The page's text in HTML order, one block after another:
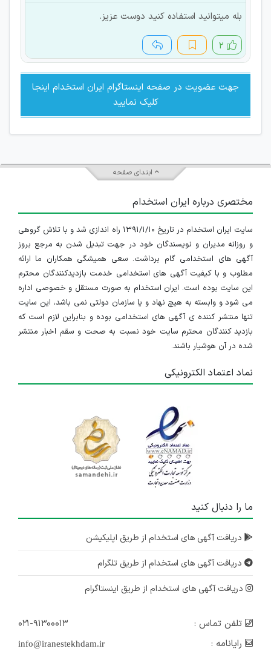
بله میتوانید استفاده کنید دوست عزیز.
۲
جهت عضویت در صفحه اینستاگرام ایران استخدام اینجا
کلیک نمایید
ابتدای صفحه
مختصری درباره ایران استخدام
سایت ایران استخدام در تاریخ ۱۳۹۱/۱/۱۰ راه اندازی شد و با تلاش گروهی
و روزانه مدیران و نویسندگان خود در جهت تبدیل شدن به مرجع بروز
آگهی های استخدامی گام برداشت. سعی همیشگی همکاران ما ارائه
مطلوب و با کیفیت آگهی های استخدامی خدمت بازدیدکنندگان محترم
این سایت بوده است. ایران استخدام به صورت مستقل و خصوصی اداره
می شود و وابسته به هیچ نهاد و یا سازمان دولتی نمی باشد، این سایت
تنها منتشر کننده ی آگهی های استخدامی بوده و بنابراین لازم است که
بازدید کنندگان محترم سایت خود نسبت به صحت و سقم اخبار منتشر
شده در آن هوشیار باشند.
نماد اعتماد الکترونیکی
ما را دنبال کنید
دریافت آگهی های استخدام از طریق اپلیکیشن
دریافت آگهی های استخدام از طریق تلگرام
دریافت آگهی های استخدام از طریق اینستاگرام
تلفن تماس :
۰۲۱-۹۱۳۰۰۰۱۳
رایانامه :
info@iranestekhdam.ir